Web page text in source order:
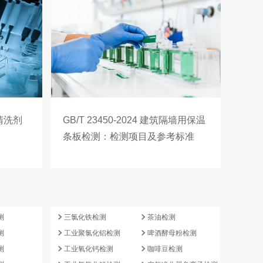
剂
GB/T 23450-2024 建筑隔墙用保温
条板检测：检测项目及参考标准
三氯化铁检测
工业聚氯化铝检测
工业氧化钙检测
茶油检测
啤酒酵母粉检测
咖啡豆检测